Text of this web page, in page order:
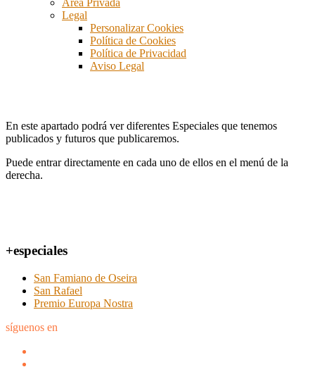
Área Privada
Legal
Personalizar Cookies
Política de Cookies
Política de Privacidad
Aviso Legal
En este apartado podrá ver diferentes Especiales que tenemos
publicados y futuros que publicaremos.
Puede entrar directamente en cada uno de ellos en el menú de la
derecha.
+especiales
San Famiano de Oseira
San Rafael
Premio Europa Nostra
síguenos en